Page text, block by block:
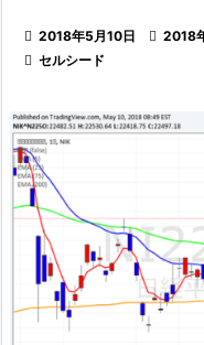
 2018年5月10日  2018
 セルシード